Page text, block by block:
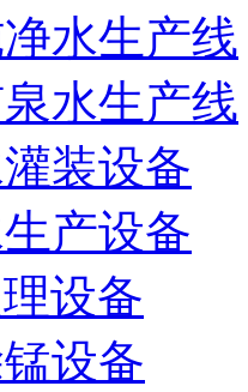
水生产线
水生产线
装设备
产设备
设备
设备